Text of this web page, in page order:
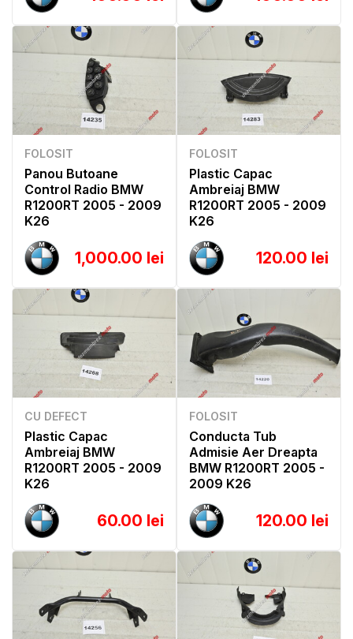
FOLOSIT
Panou Butoane
Control Radio BMW
R1200RT 2005 - 2009
K26
1,000.00 lei
FOLOSIT
Plastic Capac
Ambreiaj BMW
R1200RT 2005 - 2009
K26
120.00 lei
CU DEFECT
Plastic Capac
Ambreiaj BMW
R1200RT 2005 - 2009
K26
60.00 lei
FOLOSIT
Conducta Tub
Admisie Aer Dreapta
BMW R1200RT 2005 -
2009 K26
120.00 lei